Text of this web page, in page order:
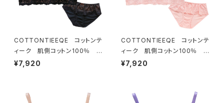
COTTONTIEEQE コットンテ
ィーク 肌側コットン100％ ソ
フトブラ ＆ ショーツセット（ブラ
¥7,920
COTTONTIEEQE コットンテ
ィーク 肌側コットン100％ ソ
フトブラ ＆ ショーツセット（ピー
¥7,920